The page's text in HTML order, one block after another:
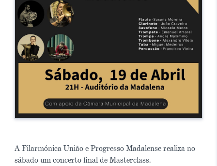
A Filarmónica União e Progresso Madalense realiza no
sábado um concerto final de Masterclass.